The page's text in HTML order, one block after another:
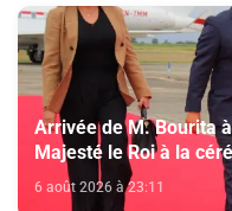
Arrivée de M. Bourita
Majesté le Roi à la
nouveau président
6 août 2026 à 23:11